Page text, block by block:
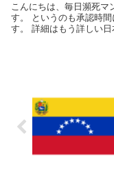
こんにちは、毎日瀕死マン
す。 というのも承認時
す。 詳細はもう詳しい